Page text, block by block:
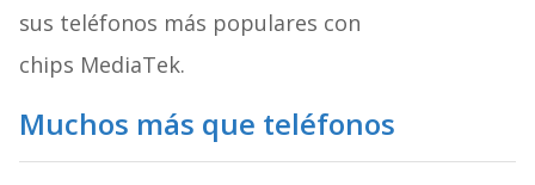
sus teléfonos más populares con
chips MediaTek.
Muchos más que teléfonos